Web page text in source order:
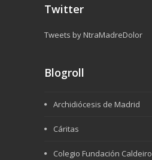
Twitter
Tweets by NtraMadreDolor
Blogroll
Archidiócesis de Madrid
Cáritas
Colegio Fundación Caldeiro